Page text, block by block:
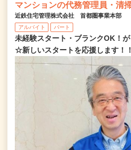
マンションの代務管理員・清
近鉄住宅管理株式会社 首都圏事業本部
アルバイト パート
未経験スタート・ブランクOK！
☆新しいスタートを応援します！！